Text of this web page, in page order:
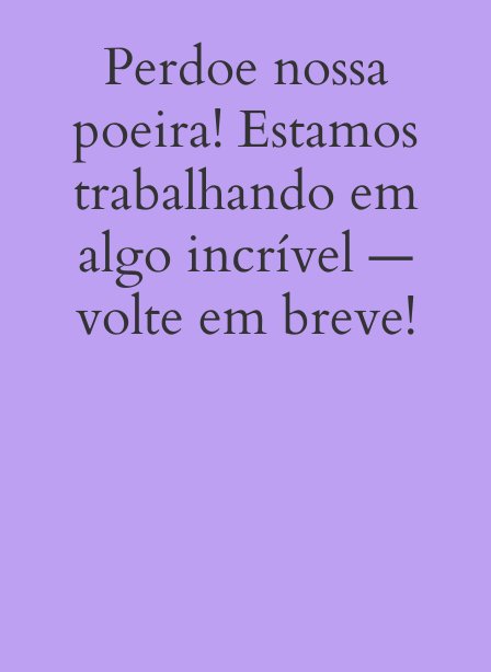
Perdoe nossa
poeira! Estamos
trabalhando em
algo incrível —
volte em breve!